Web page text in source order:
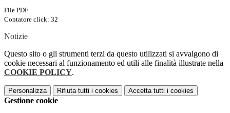
File PDF
Contatore click: 32
Notizie
Questo sito o gli strumenti terzi da questo utilizzati si avvalgono di
cookie necessari al funzionamento ed utili alle finalità illustrate nella
COOKIE POLICY.
Personalizza Rifiuta tutti i cookies Accetta tutti i cookies
Gestione cookie